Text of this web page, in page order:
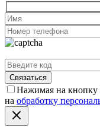
Нажимая на кнопку
на обработку